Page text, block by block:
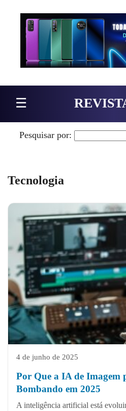
Pular para o conteúdo
☰
Pesquisar por:
Tecnologia
4 de junho de 2025
Por Que a IA de Imagem
Bombando em 2025
A inteligência artificial está